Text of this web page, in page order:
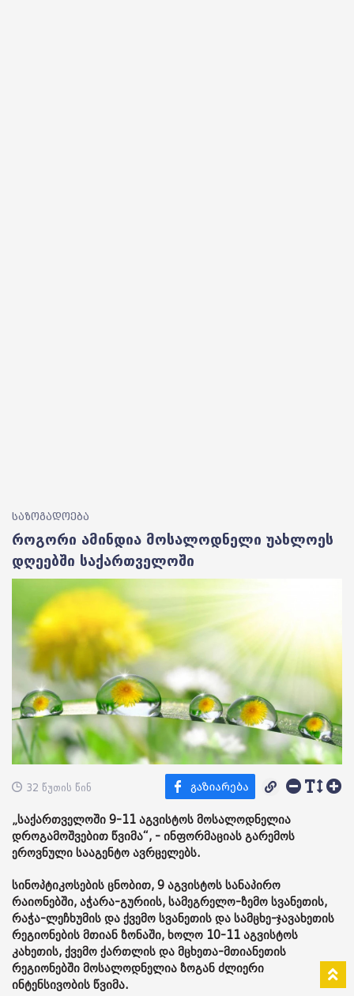
საზოგადოება
როგორი ამინდია მოსალოდნელი უახლოეს
დღეებში საქართველოში
32 წუთის წინ
„საქართველოში 9-11 აგვისტოს მოსალოდნელია
დროგამოშვებით წვიმა“, - ინფორმაციას გარემოს
ეროვნული სააგენტო ავრცელებს.
სინოპტიკოსების ცნობით, 9 აგვისტოს სანაპირო
რაიონებში, აჭარა-გურიის, სამეგრელო-ზემო სვანეთის,
რაჭა-ლეჩხუმის და ქვემო სვანეთის და სამცხე-ჯავახეთის
რეგიონების მთიან ზონაში, ხოლო 10-11 აგვისტოს
კახეთის, ქვემო ქართლის და მცხეთა-მთიანეთის
რეგიონებში მოსალოდნელია ზოგან ძლიერი
ინტენსივობის წვიმა.